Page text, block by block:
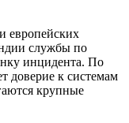
европейских
службы по
инцидента. По
доверие к системам
крупные